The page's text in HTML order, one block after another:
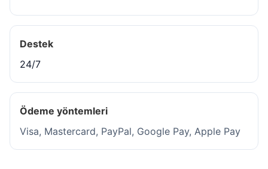
Destek
24/7
Ödeme yöntemleri
Visa, Mastercard, PayPal, Google Pay, Apple Pay